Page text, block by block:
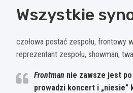
Wszystkie
czołowa postać zespołu, frontowy
reprezentant zespołu, showman,
Frontman nie zawsze jest
prowadzi koncert i